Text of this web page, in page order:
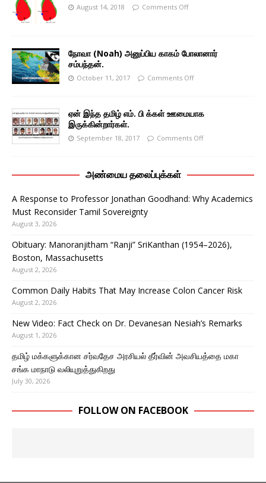
August 14, 2018 Comments Off
நோவா (Noah) அனுப்பிய காகம் போலானார்
சம்பந்தன்.
October 11, 2017 Comments Off
ஏன் இந்த தமிழ் எம். பி க்கள் ஊமையாக
இருக்கின்றார்கள்.
September 18, 2017 Comments Off
அண்மைய தலைப்புக்கள்
A Response to Professor Jonathan Goodhand: Why Academics
Must Reconsider Tamil Sovereignty
August 3, 2026
Obituary: Manoranjitham “Ranji” SriKanthan (1954–2026),
Boston, Massachusetts
August 2, 2026
Common Daily Habits That May Increase Colon Cancer Risk
August 2, 2026
New Video: Fact Check on Dr. Devanesan Nesiah’s Remarks
August 1, 2026
தமிழ் மக்களுக்கான சர்வதேச அரசியல் தீர்வின் அவசியத்தை மகா
சங்க மாநாடு வலியுறுத்துகிறது
July 30, 2026
FOLLOW ON FACEBOOK